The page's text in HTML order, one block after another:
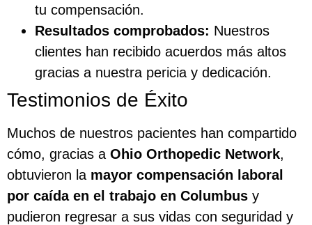
tu compensación.
Resultados comprobados: Nuestros
clientes han recibido acuerdos más altos
gracias a nuestra pericia y dedicación.
Testimonios de Éxito
Muchos de nuestros pacientes han compartido
cómo, gracias a Ohio Orthopedic Network,
obtuvieron la mayor compensación laboral
por caída en el trabajo en Columbus y
pudieron regresar a sus vidas con seguridad y